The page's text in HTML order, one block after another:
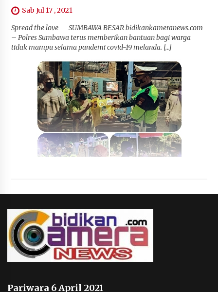
Sab Jul 17 , 2021
Spread the love SUMBAWA BESAR bidikankameranews.com
– Polres Sumbawa terus memberikan bantuan bagi warga
tidak mampu selama pandemi covid-19 melanda. […]
Pariwara 6 April 2021